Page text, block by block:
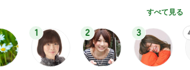
すべて見る
1 2 3